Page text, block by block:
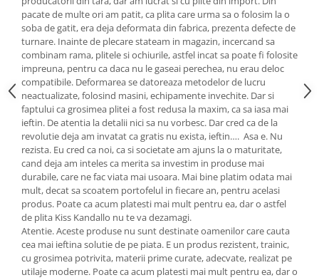
pacate de multe ori am patit, ca plita care urma sa o folosim la o
soba de gatit, era deja deformata din fabrica, prezenta defecte de
turnare. Inainte de plecare stateam in magazin, incercand sa
combinam rama, plitele si ochiurile, astfel incat sa poate fi folosite
impreuna, pentru ca daca nu le gaseai perechea, nu erau deloc
compatibile. Deformarea se datoreaza metodelor de lucru
neactualizate, folosind masini, echipamente invechite. Dar si
faptului ca grosimea plitei a fost redusa la maxim, ca sa iasa mai
ieftin. De atentia la detalii nici sa nu vorbesc. Dar cred ca de la
revolutie deja am invatat ca gratis nu exista, ieftin…. Asa e. Nu
rezista. Eu cred ca noi, ca si societate am ajuns la o maturitate,
cand deja am inteles ca merita sa investim in produse mai
durabile, care ne fac viata mai usoara. Mai bine platim odata mai
mult, decat sa scoatem portofelul in fiecare an, pentru acelasi
produs. Poate ca acum platesti mai mult pentru ea, dar o astfel
de plita Kiss Kandallo nu te va dezamagi.
Atentie. Aceste produse nu sunt destinate oamenilor care cauta
cea mai ieftina solutie de pe piata. E un produs rezistent, trainic,
cu grosimea potrivita, materii prime curate, adecvate, realizat pe
utilaje moderne. Poate ca acum platesti mai mult pentru ea, dar o